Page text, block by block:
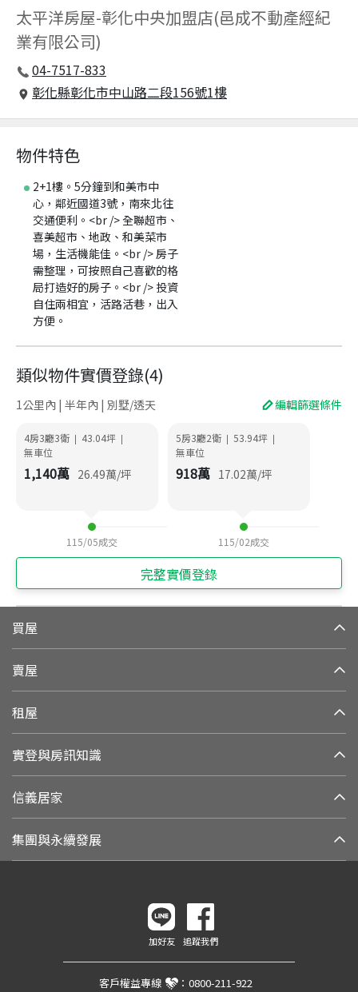
太平洋房屋-彰化中央加盟店(邑成不動產經紀
業有限公司)
04-7517-833
彰化縣彰化市中山路二段156號1樓
物件特色
2+1樓。5分鐘到和美市中
心，鄰近國道3號，南來北往
交通便利。<br /> 全聯超市、
喜美超市、地政、和美菜市
場，生活機能佳。<br /> 房子
需整理，可按照自己喜歡的格
局打造好的房子。<br /> 投資
自住兩相宜，活路活巷，出入
方便。
類似物件實價登錄(4)
1公里內 | 半年內 | 別墅/透天 編輯篩選條件
4房3廳3衛 | 43.04坪 |
無車位
1,140萬 26.49萬/坪
115/05成交
5房3廳2衛 | 53.94坪 |
無車位
918萬 17.02萬/坪
115/02成交
完整實價登錄
買屋
賣屋
租屋
實登與房訊知識
信義居家
集團與永續發展
加好友 追蹤我們
客戶權益專線 ： 0800-211-922